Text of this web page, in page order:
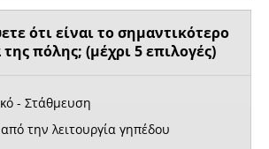
ότι είναι το σημαντικότερο
πόλης; (μέχρι 5 επιλογές)
- Στάθμευση
την λειτουργία γηπέδου